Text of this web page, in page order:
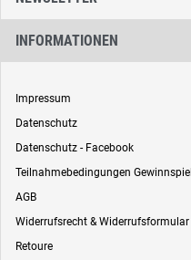
INFORMATIONEN
Impressum
Datenschutz
Datenschutz - Facebook
Teilnahmebedingungen Gewinnspiel
AGB
Widerrufsrecht & Widerrufsformular
Retoure